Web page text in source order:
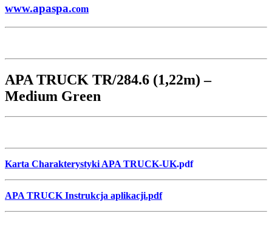
www.apaspa.com
APA TRUCK TR/284.6 (1,22m) –
Medium Green
Karta Charakterystyki APA TRUCK-UK.pdf
APA TRUCK Instrukcja aplikacji.pdf